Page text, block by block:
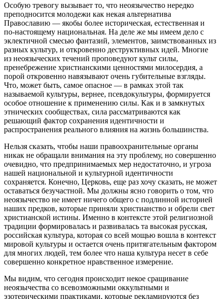
Особую тревогу вызывает то, что неоязычество нередко
преподносится молодежи как некая альтернатива
Православию — якобы более историческая, естественная и
по-настоящему национальная. На деле же мы имеем дело с
эклектичной смесью фантазий, элементов, заимствованных из
разных культур, и откровенно деструктивных идей. Многие
из неоязыческих течений проповедуют культ силы,
пренебрежение христианскими ценностями милосердия, а
порой откровенно навязывают очень губительные взгляды.
Что, может быть, самое опасное — в рамках этой так
называемой культуры, вернее, псевдокультуры, формируется
особое отношение к применению силы. Как и в замкнутых
этнических сообществах, сила рассматриваются как
решающий фактор сохранения идентичности и
распространения реального влияния на жизнь большинства.
Нельзя сказать, чтобы наши правоохранительные органы
никак не обращали внимания на эту проблему, но совершенно
очевидно, что предпринимаемых мер недостаточно, и угроза
нашей национальной и культурной идентичности
сохраняется. Конечно, Церковь, еще раз хочу сказать, не может
оставаться безучастной. Мы должны ясно говорить о том, что
неоязычество не имеет ничего общего с подлинной историей
наших предков, которые приняли христианство и обрели свет
христианской истины. Именно в контексте этой религиозной
традиции формировалась и развивалась та высокая русская,
российская культура, которая со всей мощью вошла в контекст
мировой культуры и остается очень притягательным фактором
для многих людей, тем более что наша культура несет в себе
совершенно конкретное нравственное измерение.
Мы видим, что сегодня происходит некое сращивание
неоязычества со всевозможными оккультными и
эзотерическими практиками, которые рекламируются без